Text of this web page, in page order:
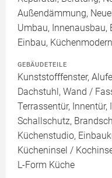
Außendämmung,
Umbau, Innenausbau,
Einbau,
GEBÄUDETEILE
Kunststofffenster,
Dachstuhl, Wand /
Terrassentür,
Schallschutz,
Küchenstudio,
Kücheninsel /
L-Form Küche